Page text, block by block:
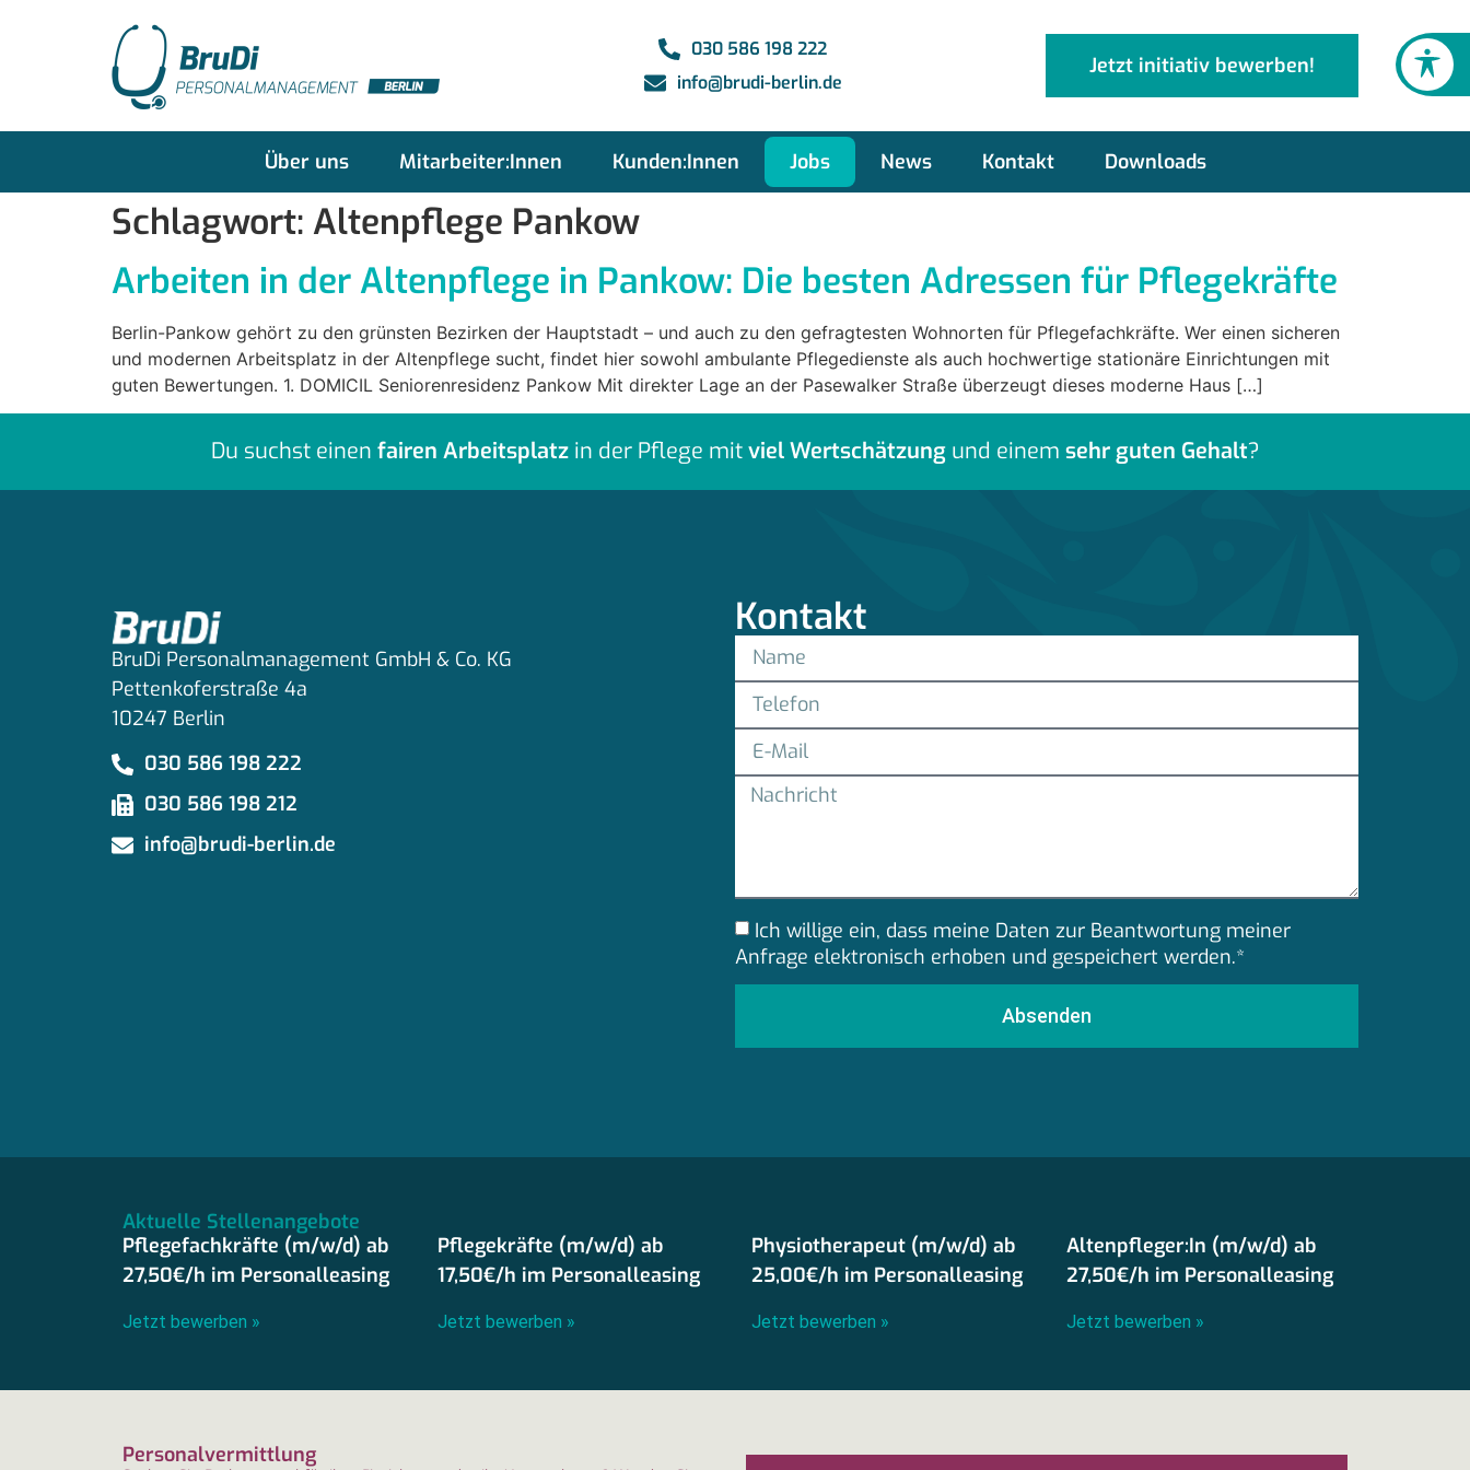
030 586 198 222
info@brudi-berlin.de
Jetzt initiativ bewerben!
Über uns Mitarbeiter:Innen Kunden:Innen Jobs News Kontakt Downloads
Schlagwort: Altenpflege Pankow
Arbeiten in der Altenpflege in Pankow: Die besten Adressen für Pflegekräfte
Berlin-Pankow gehört zu den grünsten Bezirken der Hauptstadt – und auch zu den gefragtesten Wohnorten für Pflegefachkräfte. Wer einen sicheren
und modernen Arbeitsplatz in der Altenpflege sucht, findet hier sowohl ambulante Pflegedienste als auch hochwertige stationäre Einrichtungen mit
guten Bewertungen. 1. DOMICIL Seniorenresidenz Pankow Mit direkter Lage an der Pasewalker Straße überzeugt dieses moderne Haus […]
Du suchst einen fairen Arbeitsplatzin der Pflege mitviel Wertschätzungund einem sehr guten Gehalt?
BruDi Personalmanagement GmbH & Co. KG
Pettenkoferstraße 4a
10247 Berlin
030 586 198 222
030 586 198 212
info@brudi-berlin.de
Kontakt
Ich willige ein, dass meine Daten zur Beantwortung meiner
Anfrage elektronisch erhoben und gespeichert werden.*
Absenden
Aktuelle Stellenangebote
Pflegefachkräfte (m/w/d) ab
27,50€/h im Personalleasing
Jetzt bewerben »
Pflegekräfte (m/w/d) ab
17,50€/h im Personalleasing
Jetzt bewerben »
Physiotherapeut (m/w/d) ab
25,00€/h im Personalleasing
Jetzt bewerben »
Altenpfleger:In (m/w/d) ab
27,50€/h im Personalleasing
Jetzt bewerben »
Personalvermittlung